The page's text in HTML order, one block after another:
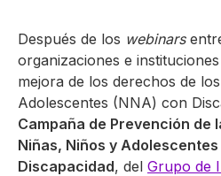
Después de los webinars
organizaciones e
mejora de los derechos de
Adolescentes (NNA) con
Campaña de Prevención de
Niñas, Niños y
Discapacidad, del Grupo de